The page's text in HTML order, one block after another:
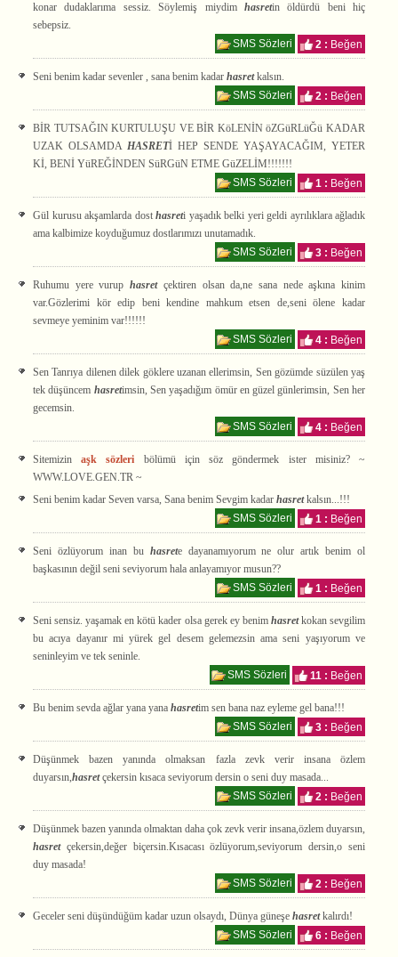
konar dudaklarıma sessiz. Söylemiş miydim hasretin öldürdü beni hiç
sebepsiz.
SMS Sözleri
2 : Beğen
Seni benim kadar sevenler , sana benim kadar hasretkalsın.
SMS Sözleri
2 : Beğen
BİR TUTSAĞIN KURTULUŞU VE BİR KöLENİN öZGüRLüĞü KADAR
UZAK OLSAMDA HASRETİ HEP SENDE YAŞAYACAĞIM, YETER
Kİ, BENİ YüREĞİNDEN SüRGüN ETME GüZELİM!!!!!!!
SMS Sözleri
1 : Beğen
Gül kurusu akşamlarda dost hasreti yaşadık belki yeri geldi ayrılıklara ağladık
ama kalbimize koyduğumuz dostlarımızı unutamadık.
SMS Sözleri
3 : Beğen
Ruhumu yere vuruphasretçektiren olsan da,ne sana nede aşkına kinim
var.Gözlerimi kör edip beni kendine mahkum etsen de,seni ölene kadar
sevmeye yeminim var!!!!!!
SMS Sözleri
4 : Beğen
Sen Tanrıya dilenen dilek göklere uzanan ellerimsin, Sen gözümde süzülen yaş
tek düşüncem hasretimsin, Sen yaşadığım ömür en güzel günlerimsin, Sen her
gecemsin.
SMS Sözleri
4 : Beğen
Sitemizinaşk sözleri bölümü için söz göndermek ister misiniz? ~
WWW.LOVE.GEN.TR ~
Seni benim kadar Seven varsa, Sana benim Sevgim kadar hasretkalsın...!!!
SMS Sözleri
1 : Beğen
Seni özlüyorum inan bu hasrete dayanamıyorum ne olur artık benim ol
başkasının değil seni seviyorum hala anlayamıyor musun??
SMS Sözleri
1 : Beğen
Seni sensiz. yaşamak en kötü kader olsa gerek ey benim hasretkokan sevgilim
bu acıya dayanır mi yürek gel desem gelemezsin ama seni yaşıyorum ve
seninleyim ve tek seninle.
SMS Sözleri
11 : Beğen
Bu benim sevda ağlar yana yana hasretim sen bana naz eyleme gel bana!!!
SMS Sözleri
3 : Beğen
Düşünmek bazen yanında olmaksan fazla zevk verir insana özlem
duyarsın,hasretçekersin kısaca seviyorum dersin o seni duy masada...
SMS Sözleri
2 : Beğen
Düşünmek bazen yanında olmaktan daha çok zevk verir insana,özlem duyarsın,
hasretçekersin,değer biçersin.Kısacası özlüyorum,seviyorum dersin,o seni
duy masada!
SMS Sözleri
2 : Beğen
Geceler seni düşündüğüm kadar uzun olsaydı, Dünya güneşe hasretkalırdı!
SMS Sözleri
6 : Beğen